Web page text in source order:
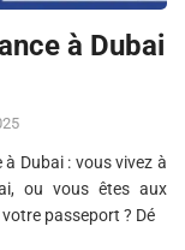
à Dubai
Dubai : vous vivez à
ou vous êtes aux
passeport ? Dé